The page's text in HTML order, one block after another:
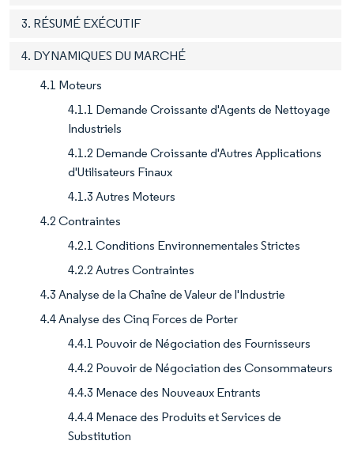
3. RÉSUMÉ EXÉCUTIF
4. DYNAMIQUES DU MARCHÉ
4.1 Moteurs
4.1.1 Demande Croissante d'Agents de Nettoyage
Industriels
4.1.2 Demande Croissante d'Autres Applications
d'Utilisateurs Finaux
4.1.3 Autres Moteurs
4.2 Contraintes
4.2.1 Conditions Environnementales Strictes
4.2.2 Autres Contraintes
4.3 Analyse de la Chaîne de Valeur de l'Industrie
4.4 Analyse des Cinq Forces de Porter
4.4.1 Pouvoir de Négociation des Fournisseurs
4.4.2 Pouvoir de Négociation des Consommateurs
4.4.3 Menace des Nouveaux Entrants
4.4.4 Menace des Produits et Services de
Substitution